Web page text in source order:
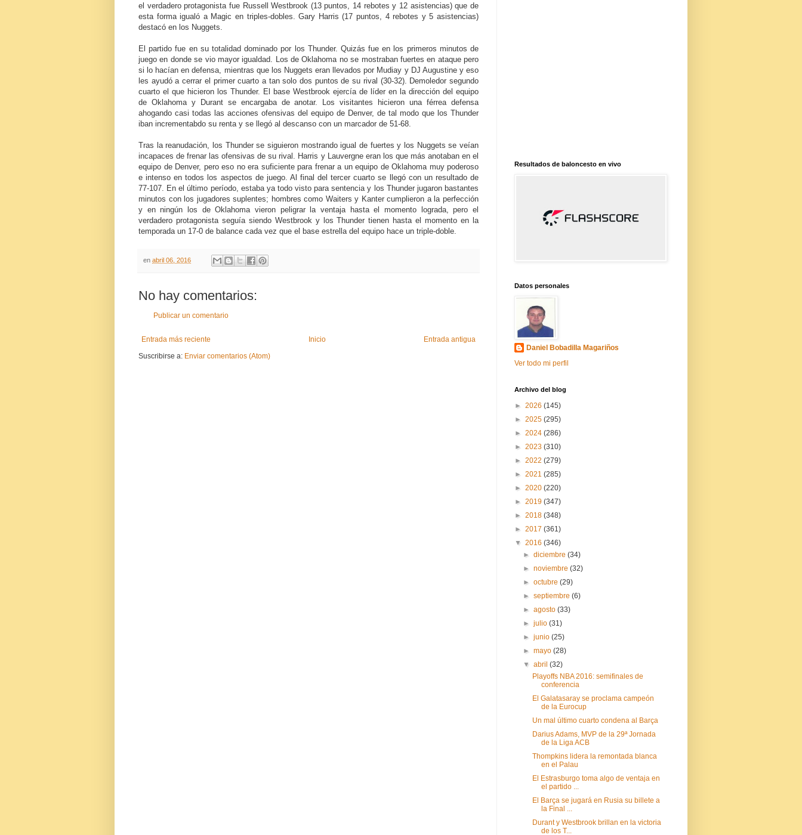
el verdadero protagonista fue Russell Westbrook (13 puntos, 14 rebotes y 12 asistencias) que de
esta forma igualó a Magic en triples-dobles. Gary Harris (17 puntos, 4 rebotes y 5 asistencias)
destacó en los Nuggets.
El partido fue en su totalidad dominado por los Thunder. Quizás fue en los primeros minutos de
juego en donde se vio mayor igualdad. Los de Oklahoma no se mostraban fuertes en ataque pero
si lo hacían en defensa, mientras que los Nuggets eran llevados por Mudiay y DJ Augustine y eso
les ayudó a cerrar el primer cuarto a tan solo dos puntos de su rival (30-32). Demoledor segundo
cuarto el que hicieron los Thunder. El base Westbrook ejercía de líder en la dirección del equipo
de Oklahoma y Durant se encargaba de anotar. Los visitantes hicieron una férrea defensa
ahogando casi todas las acciones ofensivas del equipo de Denver, de tal modo que los Thunder
iban incrementabdo su renta y se llegó al descanso con un marcador de 51-68.
Tras la reanudación, los Thunder se siguieron mostrando igual de fuertes y los Nuggets se veían
incapaces de frenar las ofensivas de su rival. Harris y Lauvergne eran los que más anotaban en el
equipo de Denver, pero eso no era suficiente para frenar a un equipo de Oklahoma muy poderoso
e intenso en todos los aspectos de juego. Al final del tercer cuarto se llegó con un resultado de
77-107. En el último período, estaba ya todo visto para sentencia y los Thunder jugaron bastantes
minutos con los jugadores suplentes; hombres como Waiters y Kanter cumplieron a la perfección
y en ningún los de Oklahoma vieron peligrar la ventaja hasta el momento lograda, pero el
verdadero protagonista seguía siendo Westbrook y los Thunder tienen hasta el momento en la
temporada un 17-0 de balance cada vez que el base estrella del equipo hace un triple-doble.
en abril 06, 2016
No hay comentarios:
Publicar un comentario
Entrada más reciente Entrada antigua
Inicio
Suscribirse a: Enviar comentarios (Atom)
Resultados de baloncesto en vivo
Datos personales
Daniel Bobadilla Magariños
Ver todo mi perfil
Archivo del blog
► 2026 (145)
► 2025 (295)
► 2024 (286)
► 2023 (310)
► 2022 (279)
► 2021 (285)
► 2020 (220)
► 2019 (347)
► 2018 (348)
► 2017 (361)
▼ 2016 (346)
►diciembre(34)
►noviembre(32)
►octubre(29)
►septiembre(6)
►agosto(33)
►julio(31)
►junio(25)
►mayo(28)
▼abril(32)
Playoffs NBA 2016: semifinales de
conferencia
El Galatasaray se proclama campeón
de la Eurocup
Un mal último cuarto condena al Barça
Darius Adams, MVP de la 29ª Jornada
de la Liga ACB
Thompkins lidera la remontada blanca
en el Palau
El Estrasburgo toma algo de ventaja en
el partido ...
El Barça se jugará en Rusia su billete a
la Final ...
Durant y Westbrook brillan en la victoria
de los T...